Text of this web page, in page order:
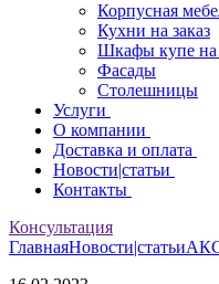
Корпусная
Кухни на заказ
Шкафы купе на
Фасады
Столешницы
Услуги
О компании
Доставка и оплата
Новости|статьи
Контакты
Консультация
ГлавнаяНовости|статьи